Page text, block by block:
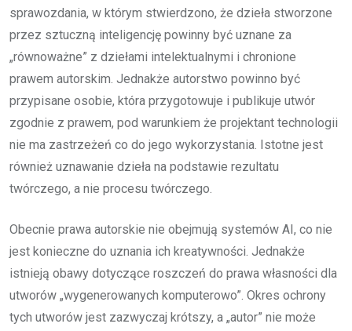
sprawozdania, w którym stwierdzono, że dzieła stworzone
przez sztuczną inteligencję powinny być uznane za
„równoważne” z dziełami intelektualnymi i chronione
prawem autorskim. Jednakże autorstwo powinno być
przypisane osobie, która przygotowuje i publikuje utwór
zgodnie z prawem, pod warunkiem że projektant technologii
nie ma zastrzeżeń co do jego wykorzystania. Istotne jest
również uznawanie dzieła na podstawie rezultatu
twórczego, a nie procesu twórczego.
Obecnie prawa autorskie nie obejmują systemów AI, co nie
jest konieczne do uznania ich kreatywności. Jednakże
istnieją obawy dotyczące roszczeń do prawa własności dla
utworów „wygenerowanych komputerowo”. Okres ochrony
tych utworów jest zazwyczaj krótszy, a „autor” nie może